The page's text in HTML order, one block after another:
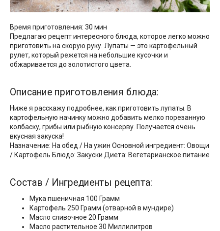
Время приготовления: 30 мин
Предлагаю рецепт интересного блюда, которое легко можно
приготовить на скорую руку. Лупаты — это картофельный
рулет, который режется на небольшие кусочки и
обжаривается до золотистого цвета.
Описание приготовления блюда:
Ниже я расскажу подробнее, как приготовить лупаты. В
картофельную начинку можно добавить мелко порезанную
колбаску, грибы или рыбную консерву. Получается очень
вкусная закуска!
Назначение: На обед / На ужин Основной ингредиент: Овощи
/ Картофель Блюдо: Закуски Диета: Вегетарианское питание
Состав / Ингредиенты рецепта:
Мука пшеничная 100 Грамм
Картофель 250 Грамм (отварной в мундире)
Масло сливочное 20 Грамм
Масло растительное 30 Миллилитров